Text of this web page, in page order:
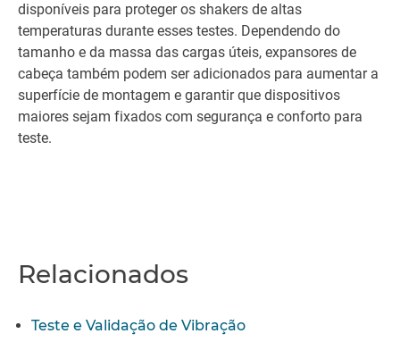
disponíveis para proteger os shakers de altas
temperaturas durante esses testes. Dependendo do
tamanho e da massa das cargas úteis, expansores de
cabeça também podem ser adicionados para aumentar a
superfície de montagem e garantir que dispositivos
maiores sejam fixados com segurança e conforto para
teste.
Relacionados
Teste e Validação de Vibração